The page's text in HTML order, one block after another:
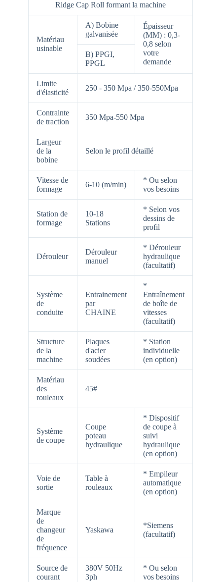
Ridge Cap Roll formant la machine
Matériau
usinable
A) Bobine
galvanisée
Épaisseur
(MM) : 0,3-
0,8 selon
votre
demande
B) PPGI,
PPGL
Limite
d'élasticité
250 - 350 Mpa / 350-550Mpa
Contrainte
de traction
350 Mpa-550 Mpa
Largeur
de la
bobine
Selon le profil détaillé
Vitesse de
formage
6-10 (m/min)
* Ou selon
vos besoins
Station de
formage
10-18
Stations
* Selon vos
dessins de
profil
Dérouleur
Dérouleur
manuel
* Dérouleur
hydraulique
(facultatif)
Système
de
conduite
Entrainement
par
CHAINE
*
Entraînement
de boîte de
vitesses
(facultatif)
Structure
de la
machine
Plaques
d'acier
soudées
* Station
individuelle
(en option)
Matériau
des
rouleaux
45#
Système
de coupe
Coupe
poteau
hydraulique
* Dispositif
de coupe à
suivi
hydraulique
(en option)
Voie de
sortie
Table à
rouleaux
* Empileur
automatique
(en option)
Marque
de
changeur
de
fréquence
Yaskawa
*Siemens
(facultatif)
Source de
courant
380V 50Hz
3ph
* Ou selon
vos besoins